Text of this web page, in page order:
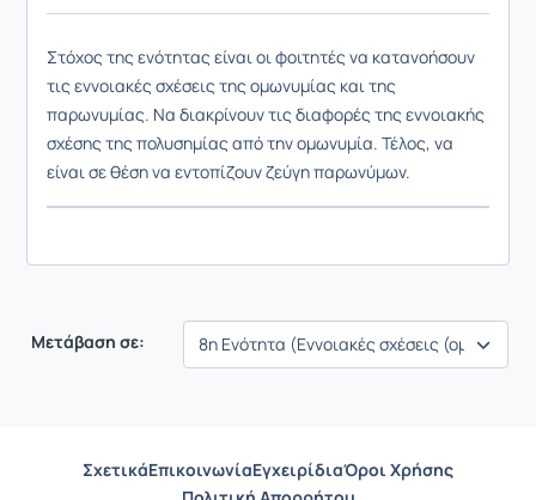
Στόχος της ενότητας είναι οι φοιτητές να κατανοήσουν
τις εννοιακές σχέσεις της ομωνυμίας και της
παρωνυμίας. Να διακρίνουν τις διαφορές της εννοιακής
σχέσης της πολυσημίας από την ομωνυμία. Τέλος, να
είναι σε θέση να εντοπίζουν ζεύγη παρωνύμων.
Μετάβαση σε:
ΣχετικάΕπικοινωνίαΕγχειρίδιαΌροι Χρήσης